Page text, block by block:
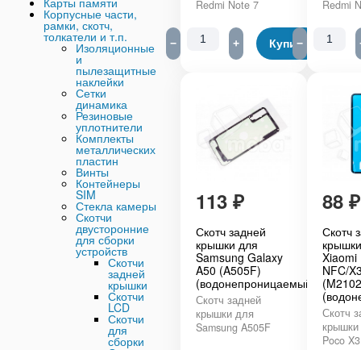
Корпусные части,
рамки, скотч,
толкатели и т.п.
Изоляционные
и
пылезащитные
наклейки
Сетки
динамика
Резиновые
уплотнители
Комплекты
металлических
пластин
Винты
Контейнеры
SIM
Стекла камеры
Скотчи
двусторонние
для сборки
устройств
Скотчи
задней
крышки
Скотчи
LCD
Скотчи
для
сборки
Redmi Note 7
− + Купить
Redmi
−
113 ₽
Скотч задней
крышки для
Samsung Galaxy
A50 (A505F)
(водонепроницаемый)
Скотч задней
крышки для
Samsung A505F
88 ₽
Скотч
Xiaomi
NFC/
Скотч
Poco